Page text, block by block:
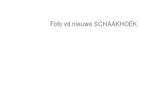
Foto vd nieuwe SCHAAKHOEK.